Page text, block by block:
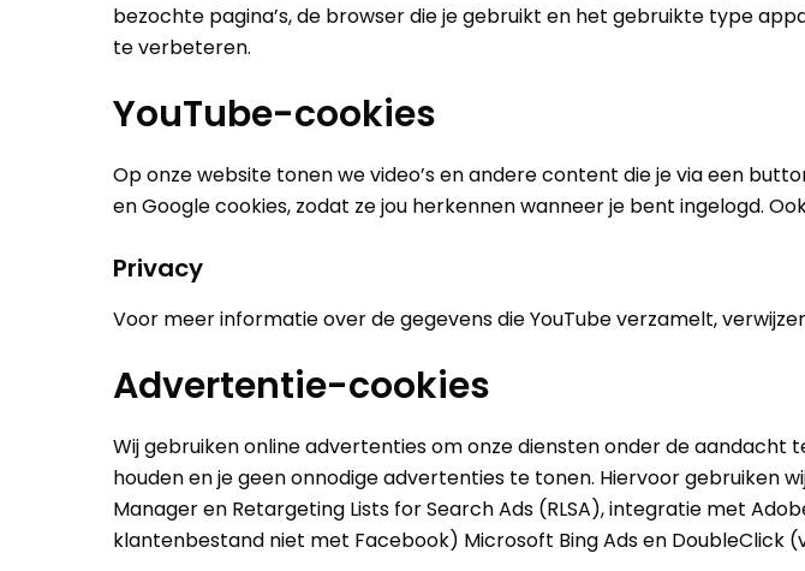
bezochte pagina’s, de browser die je gebruikt en het gebruikte type
te verbeteren.
YouTube-cookies
Op onze website tonen we video’s en andere content die je via een
en Google cookies, zodat ze jou herkennen wanneer je bent ingelogd.
Privacy
Voor meer informatie over de gegevens die YouTube verzamelt,
Advertentie-cookies
Wij gebruiken online advertenties om onze diensten onder de
houden en je geen onnodige advertenties te tonen. Hiervoor gebruiken
Manager en Retargeting Lists for Search Ads (RLSA), integratie met
klantenbestand niet met Facebook) Microsoft Bing Ads en DoubleClick